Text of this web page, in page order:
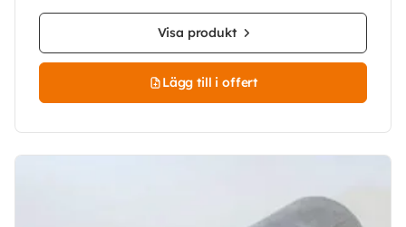
Visa produkt
Lägg till i offert